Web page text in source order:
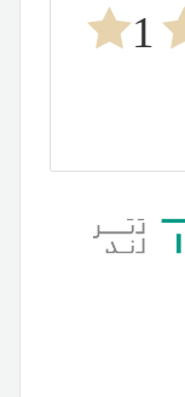
1